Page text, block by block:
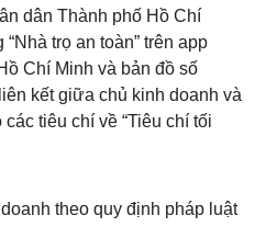
dân Thành phố Hồ Chí
trọ an toàn” trên app
Chí Minh và bản đồ số
kết giữa chủ kinh doanh và
tiêu chí về “Tiêu chí tối
theo quy định pháp luật